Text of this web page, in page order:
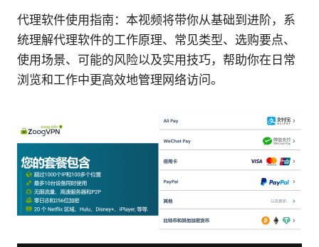
代理软件使用指南：本视频将带你从基础到进阶，系
统理解代理软件的工作原理、常见类型、选购要点、
使用场景、可能的风险以及实用技巧，帮助你在日常
浏览和工作中更高效地管理网络访问。